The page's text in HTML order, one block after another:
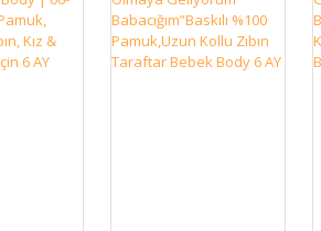
Yorum Yazılmamış.
6 AY